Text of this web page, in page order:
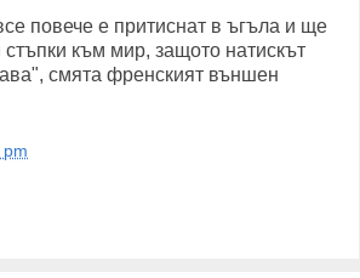
повече е притиснат в ъгъла и ще
към мир, защото натискът
смята френският външен